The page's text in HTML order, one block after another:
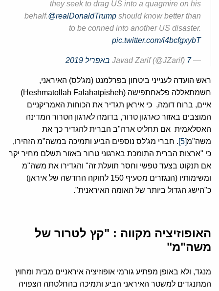
they seek to drag US into a quagmire on his
behalf.@realDonaldTrump should know better than
to be conned into another US disaster.
pic.twitter.com/i4bcfgxybT
— Javad Zarif (@JZarif) 7 באפריל 2019
ראש הועדה לענייני ביטחון בפרלמנט (מג'לס) האיראני,
חשמתאללה פלאחתפישה (Heshmatollah Falahatpisheh)
איים, ברוח דומה, כי איראן תגדיר את הכוחות האמריקניים
המוצבים באזור כארגון טרור, בדומה לארגון הטרור המדינה
האסלאמית אם תחליט ארה"ב הברית להגדיר כך את
משה"מ
. חברי מג'לס נוספים הביע ותמיכה במשה"מ הזהירו,
כי "ארצות הברית התומכת בארגוני טרור באזור תשלם מחיר יקר
אם תנקוט בצעד טפשי וחסר תועלת זה" והגדירו את משה"מ
ומשימותיו (הנגזרים מסעיף 150 לחוקה החדשה של איראן)
כ"הישג הגדול ביותר של האומה האיראנית".
האופוזיציה מקווה : "קץ לטרור של
משה"מ"
מנגד, ולא באופן מפתיע גורמי אופוזיציה איראניים מבית ומחוץ
המתנגדים למשטר האיראני הביע ותמיכה בהחלטתה הצפויה